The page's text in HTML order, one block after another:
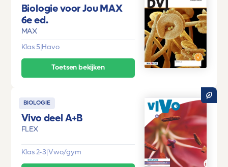
Biologie voor Jou MAX
6e ed.
MAX
Klas 5|Havo
Toetsen bekijken
BIOLOGIE
Vivo deel A+B
FLEX
Klas 2-3|Vwo/gym